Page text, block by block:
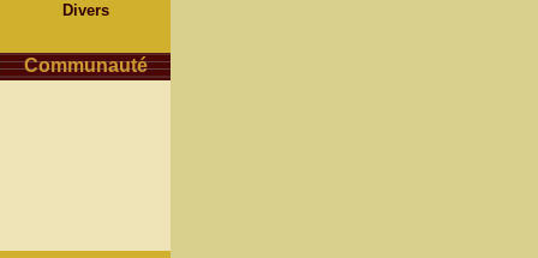
Divers
Communauté